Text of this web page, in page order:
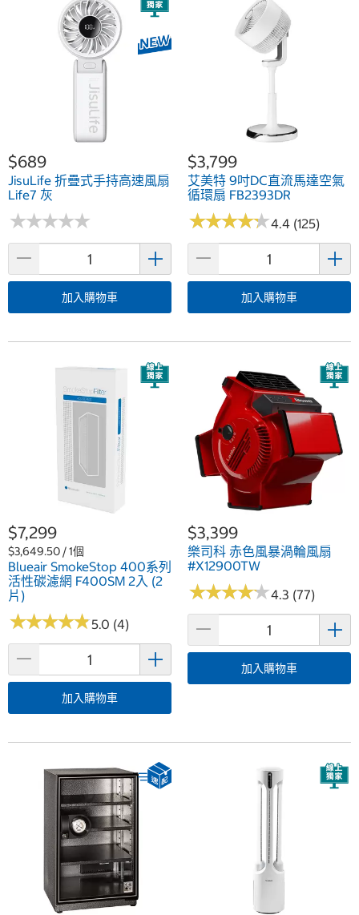
$689
JisuLife 折疊式手持高速風扇
Life7 灰
★★★★★
★★★★★
加入購物車
$3,799
艾美特 9吋DC直流馬達空氣
循環扇 FB2393DR
★★★★★
★★★★★4.4 (125)
加入購物車
$7,299
$3,649.50 / 1個
Blueair SmokeStop 400系列
活性碳濾網 F400SM 2入 (2
片)
★★★★★
★★★★★5.0 (4)
加入購物車
$3,399
樂司科 赤色風暴渦輪風扇
#X12900TW
★★★★★
★★★★★4.3 (77)
加入購物車